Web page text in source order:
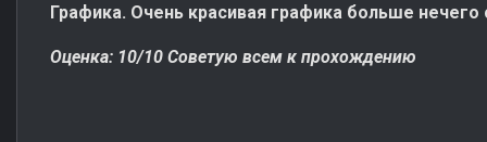
Графика. Очень красивая графика больше нечего
Оценка: 10/10 Советую всем к прохождению